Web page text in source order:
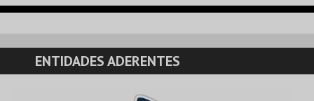
Olá,iniciar sessão
CARRINHO
EVENTOS
ENTIDADES ADERENTES